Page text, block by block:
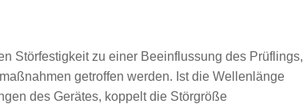
Störfestigkeit zu einer Beeinflussung des Prüflings,
getroffen werden. Ist die Wellenlänge
des Gerätes, koppelt die Störgröße